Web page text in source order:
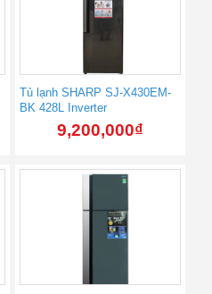
Tủ lạnh SHARP SJ-X430EM-
BK 428L Inverter
9,200,000₫